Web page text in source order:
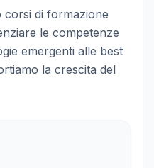
corsi di formazione
le competenze
emergenti alle best
la crescita del